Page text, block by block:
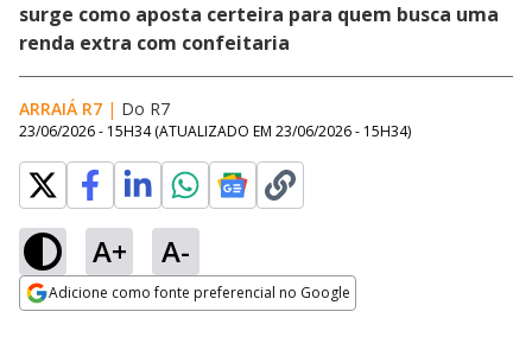
surge como aposta certeira para quem busca uma
renda extra com confeitaria
ARRAIÁ R7 | Do R7
23/06/2026 - 15H34 (ATUALIZADO EM 23/06/2026 - 15H34)
A+ A-
Adicione como fonte preferencial no Google